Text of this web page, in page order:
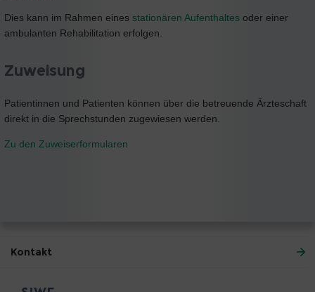
Dies kann im Rahmen eines stationären Aufenthaltes oder einer
ambulanten Rehabilitation erfolgen.
Zuweisung
Patientinnen und Patienten können über die betreuende Ärzteschaft
direkt in die Sprechstunden zugewiesen werden.
Zu den Zuweiserformularen
Kontakt